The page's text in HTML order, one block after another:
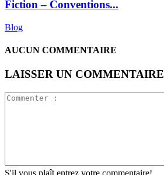
Fiction – Conventions...
Blog
AUCUN COMMENTAIRE
LAISSER UN COMMENTAIRE